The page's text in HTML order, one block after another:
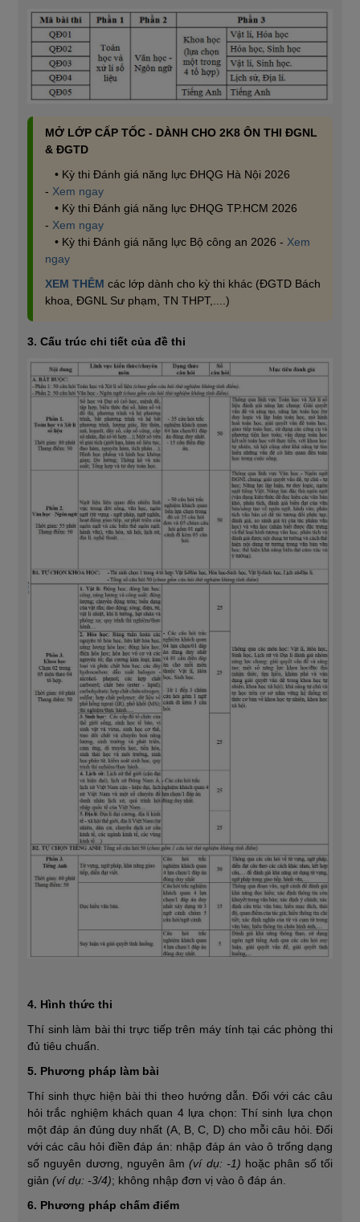
MỞ LỚP CẤP TỐC - DÀNH CHO 2K8 ÔN THI ĐGNL
& ĐGTD
• Kỳ thi Đánh giá năng lực ĐHQG Hà Nội 2026
- Xem ngay
• Kỳ thi Đánh giá năng lực ĐHQG TP.HCM 2026
- Xem ngay
• Kỳ thi Đánh giá năng lực Bộ công an 2026 - Xem
ngay
XEM THÊM các lớp dành cho kỳ thi khác (ĐGTD Bách
khoa, ĐGNL Sư phạm, TN THPT,....)
3. Cấu trúc chi tiết của đề thi
4. Hình thức thi
Thí sinh làm bài thi trực tiếp trên máy tính tại các phòng thi
đủ tiêu chuẩn.
5. Phương pháp làm bài
Thí sinh thực hiện bài thi theo hướng dẫn. Đối với các câu
hỏi trắc nghiệm khách quan 4 lựa chọn: Thí sinh lựa chọn
một đáp án đúng duy nhất (A, B, C, D) cho mỗi câu hỏi. Đối
với các câu hỏi điền đáp án: nhập đáp án vào ô trống dạng
số nguyên dương, nguyên âm(ví dụ: -1) hoặc phân số tối
giản (ví dụ: -3/4); không nhập đơn vị vào ô đáp án.
6. Phương pháp chấm điểm